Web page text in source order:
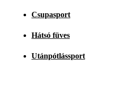
Csupasport
Hátsó füves
Utánpótlássport